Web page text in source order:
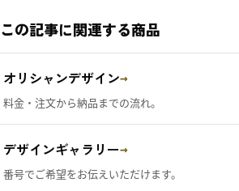
この記事に関連する商品
オリシャンデザイン→
料金・注文から納品までの流れ。
デザインギャラリー→
番号でご希望をお伝えいただけます。